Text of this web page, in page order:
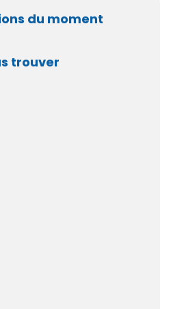
du moment
trouver